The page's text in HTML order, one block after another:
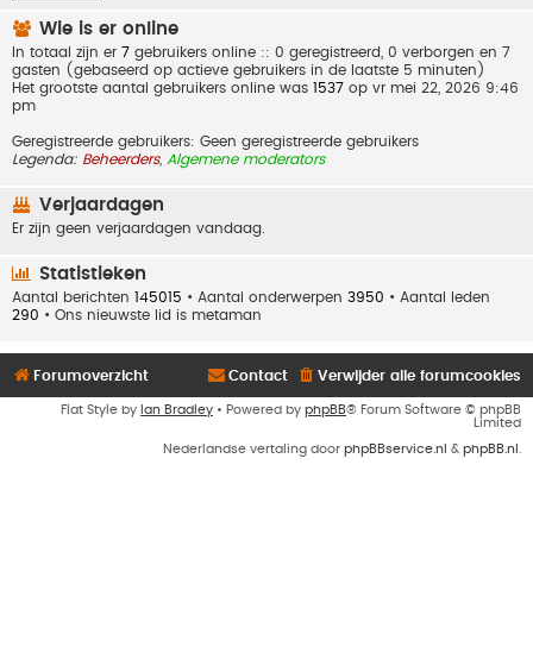
Wie is er online
In totaal zijn er 7 gebruikers online :: 0 geregistreerd, 0 verborgen en 7
gasten (gebaseerd op actieve gebruikers in de laatste 5 minuten)
Het grootste aantal gebruikers online was 1537 op vr mei 22, 2026 9:46
pm
Geregistreerde gebruikers: Geen geregistreerde gebruikers
Legenda: Beheerders, Algemene moderators
Verjaardagen
Er zijn geen verjaardagen vandaag.
Statistieken
Aantal berichten 145015 • Aantal onderwerpen 3950 • Aantal leden
290 • Ons nieuwste lid is metaman
Forumoverzicht Verwijder alle forumcookies
Contact
Flat Style by Ian Bradley • Powered by phpBB® Forum Software © phpBB
Limited
Nederlandse vertaling door phpBBservice.nl & phpBB.nl